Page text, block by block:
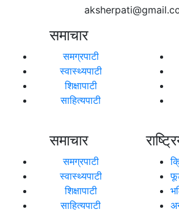
समाचार
समग्रपाटी
स्वास्थ्यपाटी
शिक्षापाटी
साहित्यपाटी
समाचार
समग्रपाटी
स्वास्थ्यपाटी
शिक्षापाटी
साहित्यपाटी